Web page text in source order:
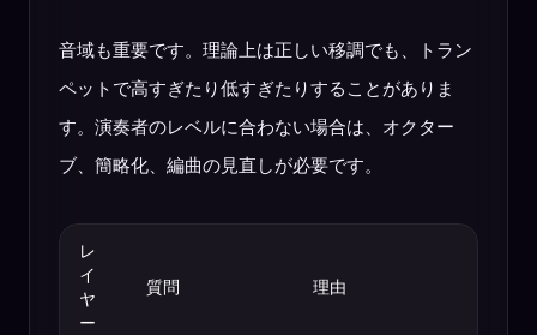
音域も重要です。理論上は正しい移調でも、トラン
ペットで高すぎたり低すぎたりすることがありま
す。演奏者のレベルに合わない場合は、オクター
ブ、簡略化、編曲の見直しが必要です。
レ
イ
ヤ
ー
質問 理由